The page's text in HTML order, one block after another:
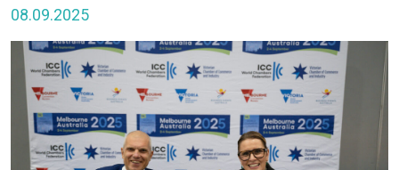
08.09.2025